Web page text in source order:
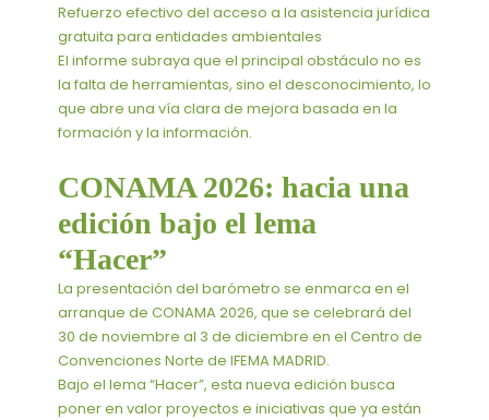
Refuerzo efectivo del acceso a la asistencia jurídica
gratuita para entidades ambientales
El informe subraya que el principal obstáculo no es
la falta de herramientas, sino el desconocimiento, lo
que abre una vía clara de mejora basada en la
formación y la información.
CONAMA 2026: hacia una
edición bajo el lema
“Hacer”
La presentación del barómetro se enmarca en el
arranque de CONAMA 2026, que se celebrará del
30 de noviembre al 3 de diciembre en el Centro de
Convenciones Norte de IFEMA MADRID.
Bajo el lema “Hacer”, esta nueva edición busca
poner en valor proyectos e iniciativas que ya están